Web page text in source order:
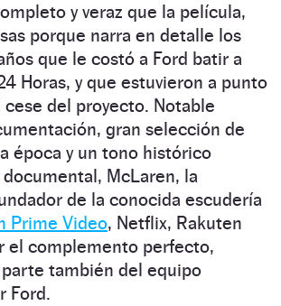
y veraz que la película,
porque narra en detalle los
que le costó a Ford batir a
Horas, y que estuvieron a punto
del proyecto. Notable
gran selección de
época y un tono histórico
McLaren, la
de la conocida escudería
Prime Video, Netflix, Rakuten
el complemento perfecto,
también del equipo
Ford.